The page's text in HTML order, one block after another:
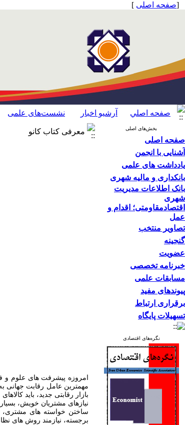
[صفحه اصلی ]
صفحه اصلي آرشیو اخبار نشست‌های علمی
بخش‌های اصلی
صفحه اصلی
آشنایی با انجمن
یادداشت های علمی
بانکداری و مالیه شهری
بانک اطلاعات مدیریت
شهری
اقتصاد‌مقاومتی؛ اقدام‌ و‌
عمل
تصاویر منتخب
گنجینه
عضویت
خبرنامه تخصصی
مسابقات علمی
پیوندهای مفید
برقراری ارتباط
تسهیلات پایگاه
نگره‌های اقتصادی
معرفی کتاب کانو
امروزه پیشرفت های علوم و
مهمترین عامل رقابت جهانی
بازار رقابتی جدید، باید
نیازهای مشتریان خویش، بسیار
ساختن خواسته های مشتری،
برجسته، نیازمند روش های